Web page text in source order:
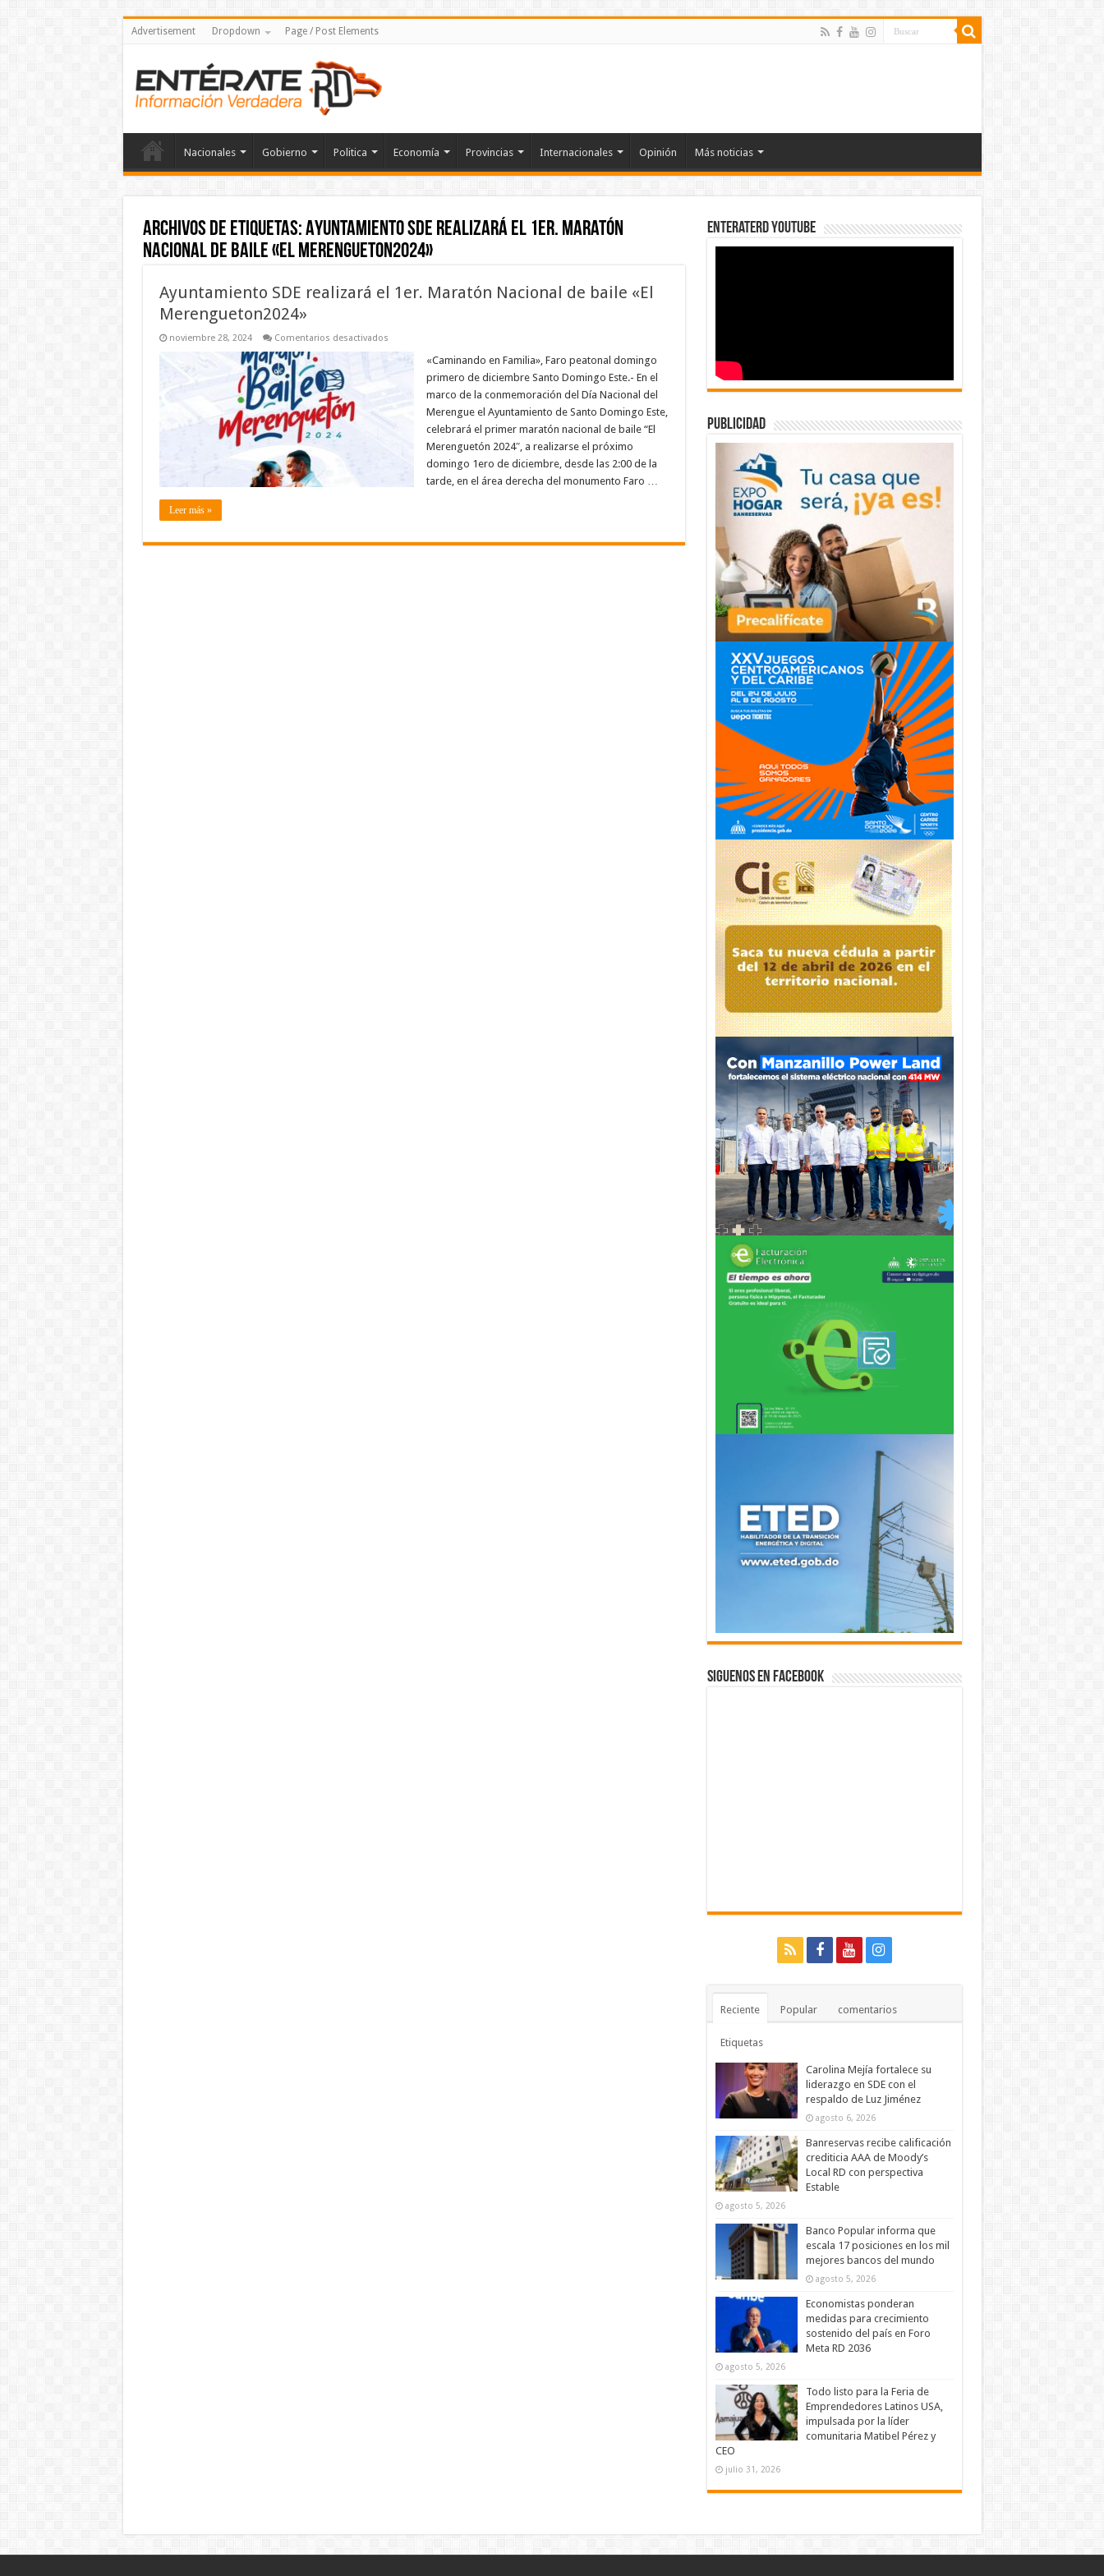
Advertisement Dropdown Page / Post Elements
Nacionales Gobierno Politica Economía Provincias Internacionales Opinión Más noticias
Archivos de etiquetas:Ayuntamiento SDE realizará el 1er. Maratón
Nacional de baile «El Merengueton2024»
Ayuntamiento SDE realizará el 1er. Maratón Nacional de baile «El
Merengueton2024»
noviembre 28, 2024 Comentarios desactivadosen
de
Merengueton2024»
«Caminando en Familia», Faro peatonal domingo
primero de diciembre Santo Domingo Este.- En el
marco de la conmemoración del Día Nacional del
Merengue el Ayuntamiento de Santo Domingo Este,
celebrará el primer maratón nacional de baile “El
Merenguetón 2024″, a realizarse el próximo
domingo 1ero de diciembre, desde las 2:00 de la
tarde, en el área derecha del monumento Faro …
Leer más »
EnterateRD YOUTUBE
publicidad
Siguenos en Facebook
Reciente Popular comentarios
Etiquetas
Carolina Mejía fortalece su
liderazgo en SDE con el
respaldo de Luz Jiménez
agosto 6, 2026
Banreservas recibe calificación
crediticia AAA de Moody’s
Local RD con perspectiva
Estable
agosto 5, 2026
Banco Popular informa que
escala 17 posiciones en los mil
mejores bancos del mundo
agosto 5, 2026
Economistas ponderan
medidas para crecimiento
sostenido del país en Foro
Meta RD 2036
agosto 5, 2026
Todo listo para la Feria de
Emprendedores Latinos USA,
impulsada por la líder
comunitaria Matibel Pérez y
CEO
julio 31, 2026